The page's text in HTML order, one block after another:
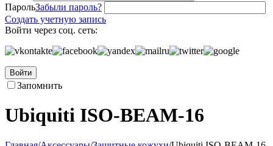
ПарольЗабыли пароль?
Создать учетную запись
Войти через соц. сеть:
Войти
Запомнить
Ubiquiti ISO-BEAM-16